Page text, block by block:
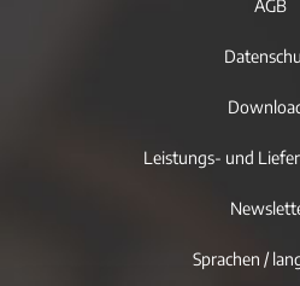
AGB
Leistungs- und
Sprachen /